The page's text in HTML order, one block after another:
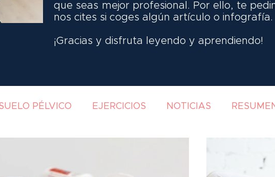
que seas mejor profesional. Por ello, te
nos cites si coges algún artículo o infografía.
¡Gracias y disfruta leyendo y aprendiendo!
PÉLVICO EJERCICIOS NOTICIAS